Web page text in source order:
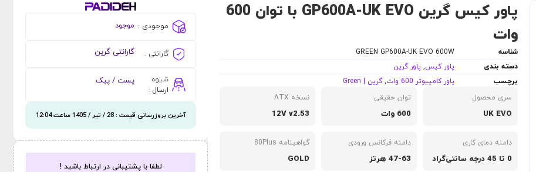
پاور کیس گرین GP600A-UK EVO با توان 600
وات
شناسه
GREEN GP600A-UK EVO 600W
دسته بندی
پاور کیس, پاور گرین
برچسب
پاور کامپیوتر 600 وات ,گرین | Green
سری محصول
UK EVO
توان حقیقی
600 وات
نسخه ATX
12V v2.53
دامنه دمای کاری
0 تا 45 درجه سانتی‌گراد
دامنه فرکانس ورودی
47-63 هرتز
گواهینامه 80Plus
GOLD
موجودی : موجود
گارانتی : گارانتی گرین
شیوه
ارسال :
پست / پیک
آخرین بروزرسانی قیمت : 28 / تیر / 1405 ساعت 12:04
لطفا با پشتیبانی در ارتباط باشید !